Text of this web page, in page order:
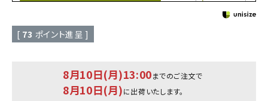
[ 73 ポイント進呈 ]
8月10日(月)13:00までのご注文で
8月10日(月)に出荷いたします。